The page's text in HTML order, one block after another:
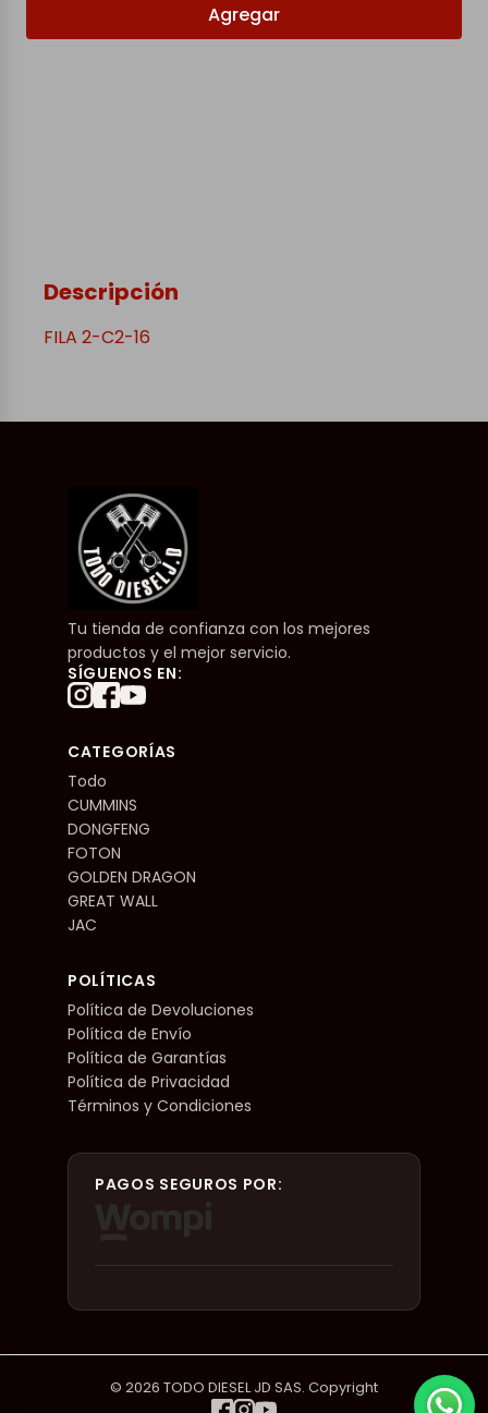
Agregar
Descripción
FILA 2-C2-16
Tu tienda de confianza con los mejores
productos y el mejor servicio.
SÍGUENOS EN:
CATEGORÍAS
Todo
CUMMINS
DONGFENG
FOTON
GOLDEN DRAGON
GREAT WALL
JAC
POLÍTICAS
Política de Devoluciones
Política de Envío
Política de Garantías
Política de Privacidad
Términos y Condiciones
PAGOS SEGUROS POR:
© 2026 TODO DIESEL JD SAS. Copyright